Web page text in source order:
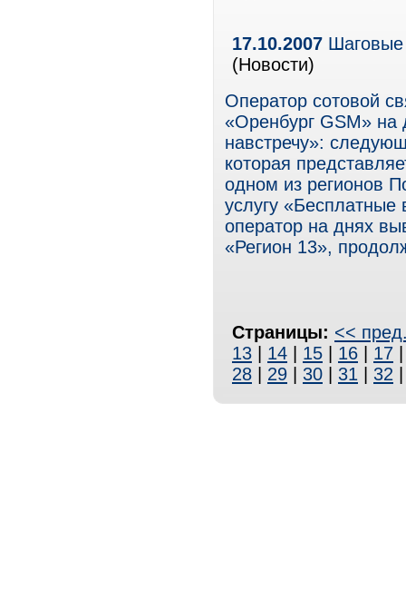
17.10.2007
(Новости)
Оператор сотовой
«Оренбург GSM» на
навстречу»:
которая
одном из регионов
услугу
оператор на днях
«Регион 13»,
Страницы: <<
13
14 15 16 17
28
29 30 31 32